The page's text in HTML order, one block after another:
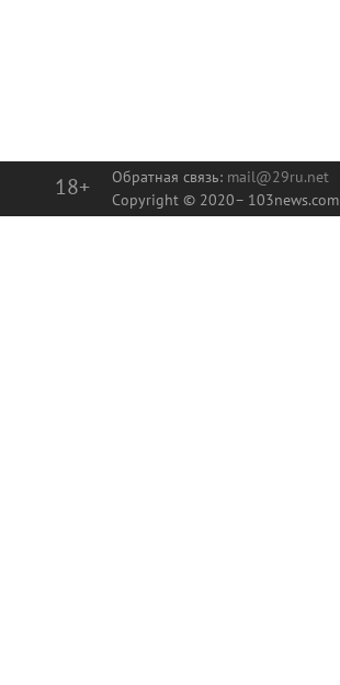
18+ Обратная связь: mail@29ru.net
Copyright © 2020– 103news.com